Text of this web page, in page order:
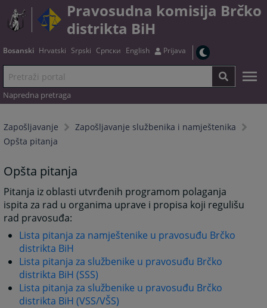
Pravosudna komisija Brčko
distrikta BiH
Bosanski Hrvatski Srpski Српски English Prijava
Napredna pretraga
Zapošljavanje
Zapošljavanje službenika i namještenika
Opšta pitanja
Opšta pitanja
Pitanja iz oblasti utvrđenih programom polaganja
ispita za rad u organima uprave i propisa koji regulišu
rad pravosuđa:
Lista pitanja za namještenike u pravosuđu Brčko
distrikta BiH
Lista pitanja za službenike u pravosuđu Brčko
distrikta BiH (SSS)
Lista pitanja za službenike u pravosuđu Brčko
distrikta BiH (VSS/VŠS)